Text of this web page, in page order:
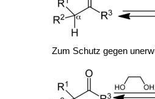
Zum Schutz gegen